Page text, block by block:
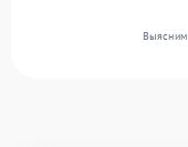
Выясним